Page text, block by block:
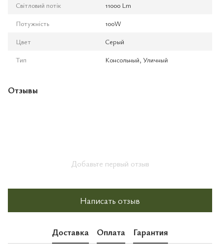
Світловий потік
11000 Lm
Потужність
100W
Цвет
Серый
Тип
Консольный, Уличный
Отзывы
Добавьте первый отзыв
Написать отзыв
Доставка Оплата Гарантия